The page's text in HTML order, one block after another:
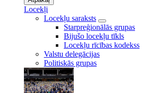
Locekļi
Locekļu saraksts
Starpreģionālās grupas
Bijušo locekļu tīkls
Locekļu rīcības kodekss
Valstu delegācijas
Politiskās grupas